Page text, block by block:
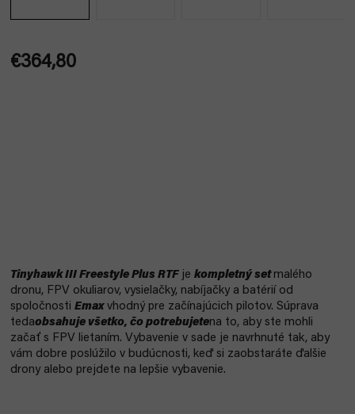
€364,80
Tinyhawk III Freestyle Plus RTFje kompletný set malého
dronu, FPV okuliarov, vysielačky, nabíjačky a batérií od
spoločnosti Emaxvhodný pre začínajúcich pilotov. Súprava
tedaobsahuje všetko, čo potrebujetena to, aby ste mohli
začať s FPV lietaním. Vybavenie v sade je navrhnuté tak, aby
vám dobre poslúžilo v budúcnosti, keď si zaobstaráte ďalšie
drony alebo prejdete na lepšie vybavenie.